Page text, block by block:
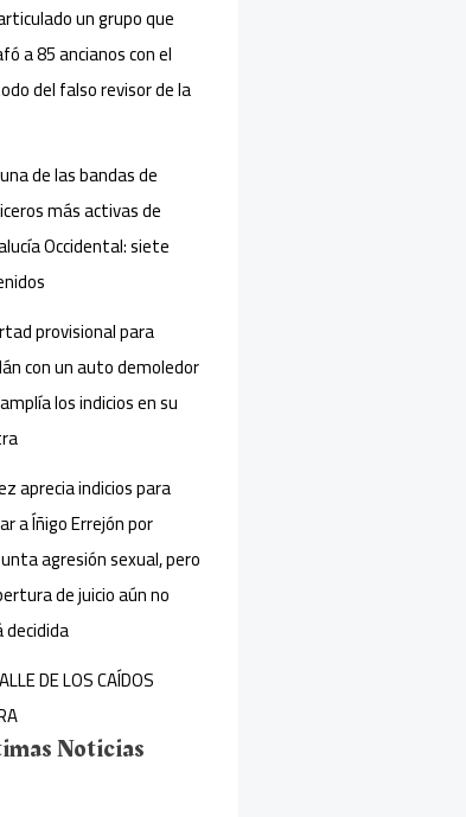
un grupo que
a 85 ancianos con el
del falso revisor de la
de las bandas de
más activas de
Occidental: siete
provisional para
con un auto demoledor
los indicios en su
aprecia indicios para
a Íñigo Errejón por
agresión sexual, pero
de juicio aún no
DE LOS CAÍDOS
Noticias